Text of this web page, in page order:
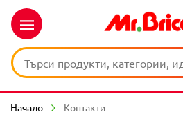
Начало Контакти